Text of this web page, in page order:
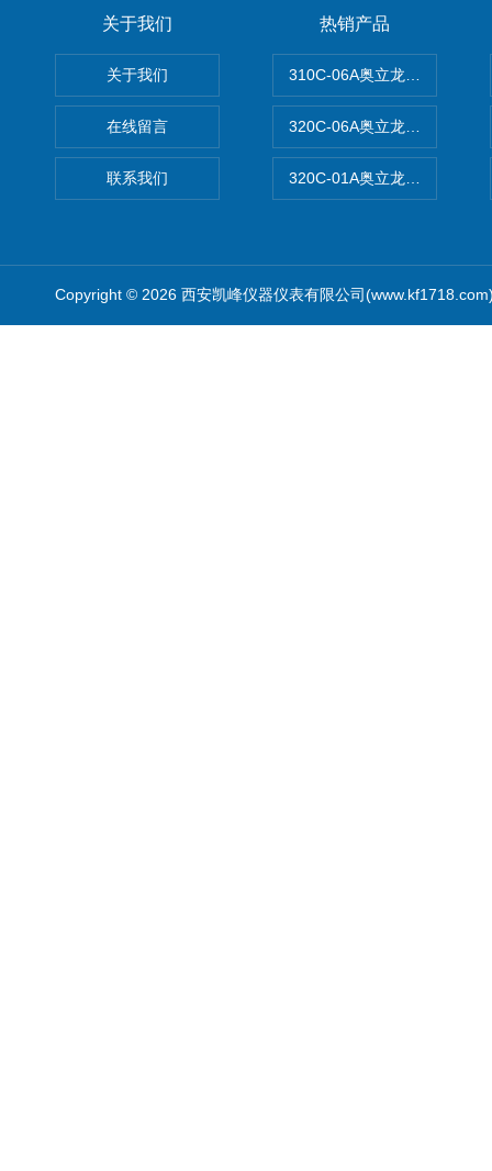
关于我们
关于我们
在线留言
联系我们
热销产品
310C-06A奥立龙实验室台式
320C-06A奥立龙实验室便携
320C-01A奥立龙实验室便携
Copyright © 2026 西安凯峰仪器仪表有限公司